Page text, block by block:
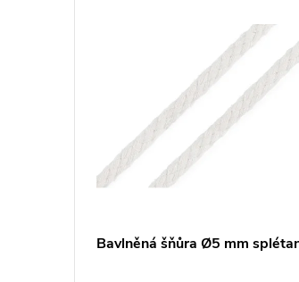
Bavlněná šňůra Ø5 mm